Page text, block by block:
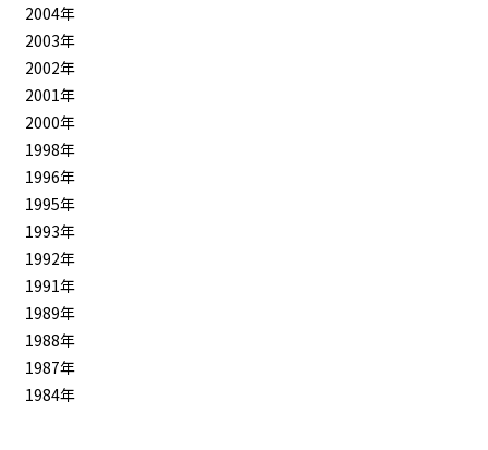
2004年
2003年
2002年
2001年
2000年
1998年
1996年
1995年
1993年
1992年
1991年
1989年
1988年
1987年
1984年